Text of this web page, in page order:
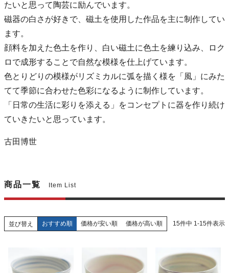
たいと思って陶芸に励んでいます。
磁器の白さが好きで、磁土を使用した作品を主に制作してい
ます。
顔料を加えた色土を作り、白い磁土に色土を練り込み、ロク
ロで成形することで自然な模様を仕上げています。
色とりどりの模様がリズミカルに弧を描く様を「風」にみた
てて季節に合わせた色彩になるように制作しています。
「日常の生活に彩りを添える」をコンセプトに器を作り続け
ていきたいと思っています。
古田博世
商品一覧 Item List
並び替え おすすめ順 価格が安い順 価格が高い順 15件中 1-15件表示